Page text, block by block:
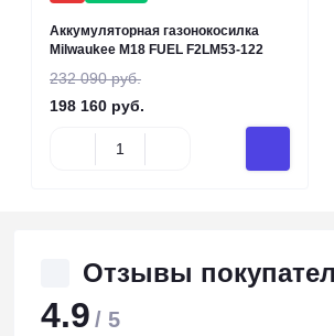
Аккумуляторная газонокосилка
Milwaukee M18 FUEL F2LM53-122
232 090 руб.
198 160 руб.
Отзывы
4.9 / 5